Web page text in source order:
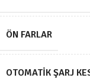
ÖN FARLAR
OTOMATIK ŞARJ